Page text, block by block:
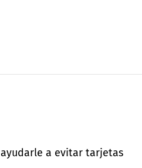
a evitar tarjetas